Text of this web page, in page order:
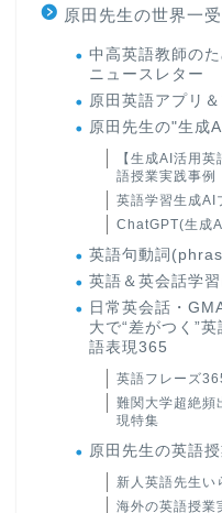
原田先生の世界一
中高英語教師の
ニュースレター
原田英語アプリ
原田先生の"生成
【生成AI活用
語授業実践事例
英語学習生成AI
ChatGPT(生成
英語句動詞
英語＆英会話学
日常英会話・
大で“差がつく”
語表現365
英語フレーズ
難関大学超絶頻
現特集
原田先生の英語
新人英語先生い
海外の英語授業